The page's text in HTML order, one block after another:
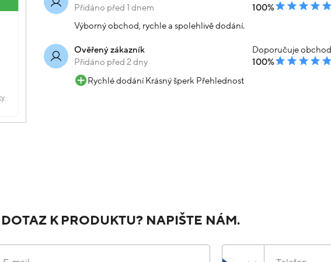
Přidáno před 1 dnem
100%
Výborný obchod, rychle a spolehlivě dodání.
Ověřený zákazník
Přidáno před 2 dny
Doporučuje obchod
100%
Rychlé dodání Krásný šperk Přehlednost
K PRODUKTU? NAPIŠTE NÁM.